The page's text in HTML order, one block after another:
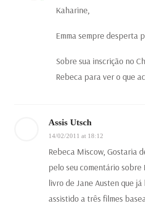
Kaharine,
Emma sempre desperta
Sobre sua inscrição no
Rebeca para ver o que
Assis Utsch
14/02/2011 at 18:12
Rebeca Miscow, Gostaria
pelo seu comentário sobre
livro de Jane Austen que
assistido a três filmes